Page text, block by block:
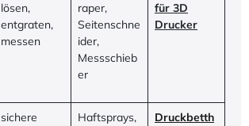
lösen,
entgraten,
messen
raper,
Seitenschne
ider,
Messschieb
er
für 3D
Drucker
sichere
Haftsprays,
Druckbetth